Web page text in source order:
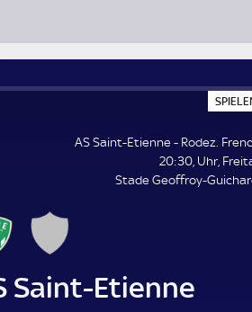
AS Saint-Etienne - Rodez.
20:30, Uhr,
Stade Geoffroy-
Saint-Etienne